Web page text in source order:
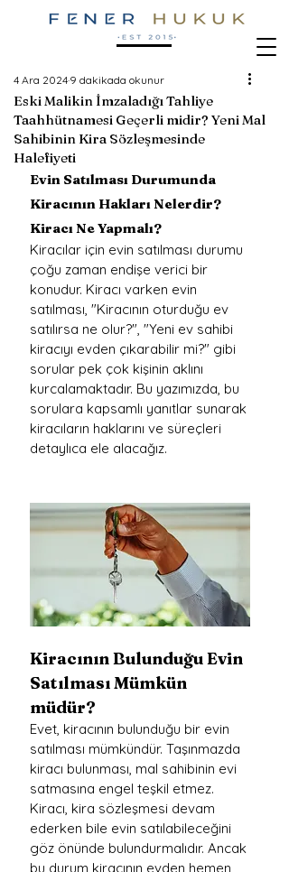
Eski Malikin İmzaladığı Tahliye
Taahhütnamesi Geçerli midir? Yeni Mal
Sahibinin Kira Sözleşmesinde
Halefiyeti
4 Ara 2024 9 dakikada okunur
Evin Satılması Durumunda
Kiracının Hakları Nelerdir?
Kiracı Ne Yapmalı?
Kiracılar için evin satılması durumu
çoğu zaman endişe verici bir
konudur. Kiracı varken evin
satılması, "Kiracının oturduğu ev
satılırsa ne olur?", "Yeni ev sahibi
kiracıyı evden çıkarabilir mi?" gibi
sorular pek çok kişinin aklını
kurcalamaktadır. Bu yazımızda, bu
sorulara kapsamlı yanıtlar sunarak
kiracıların haklarını ve süreçleri
detaylıca ele alacağız.
Kiracının Bulunduğu Evin
Satılması Mümkün
müdür?
Evet, kiracının bulunduğu bir evin
satılması mümkündür. Taşınmazda
kiracı bulunması, mal sahibinin evi
satmasına engel teşkil etmez.
Kiracı, kira sözleşmesi devam
ederken bile evin satılabileceğini
göz önünde bulundurmalıdır. Ancak
bu durum kiracının evden hemen